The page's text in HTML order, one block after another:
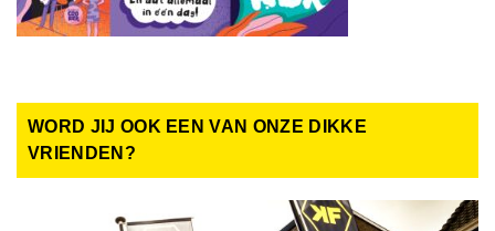
WORD JIJ OOK EEN VAN ONZE DIKKE
VRIENDEN?